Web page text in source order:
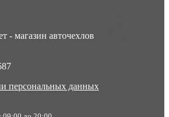
- магазин авточехлов
персональных данных